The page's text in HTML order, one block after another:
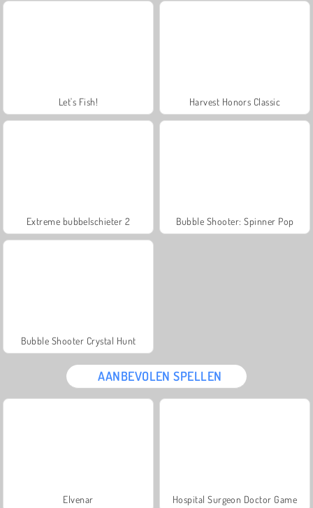
Let's Fish! Harvest Honors Classic
Extreme bubbelschieter 2 Bubble Shooter: Spinner Pop
Bubble Shooter Crystal Hunt
AANBEVOLEN SPELLEN
Elvenar Hospital Surgeon Doctor Game